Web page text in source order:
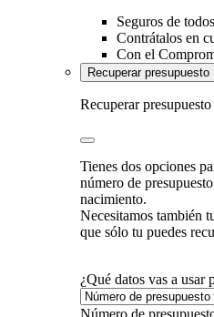
Seguros de
Contrátalos en
Con el
Recuperar presupuesto
Recuperar presupuesto
Tienes dos opciones
número de
nacimiento.
Necesitamos también
que sólo tu puedes
¿Qué datos vas a usar
Número de